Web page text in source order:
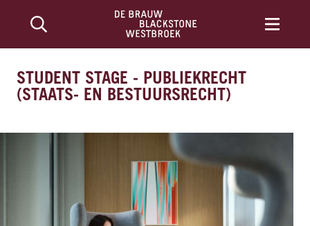
STUDENT STAGE - PUBLIEKRECHT
(STAATS- EN BESTUURSRECHT)